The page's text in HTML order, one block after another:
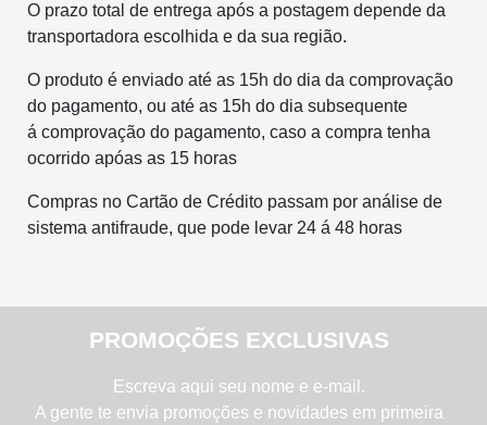
O prazo total de entrega após a postagem depende da
transportadora escolhida e da sua região.
O produto é enviado até as 15h do dia da comprovação
do pagamento, ou até as 15h do dia subsequente
á comprovação do pagamento, caso a compra tenha
ocorrido apóas as 15 horas
Compras no Cartão de Crédito passam por análise de
sistema antifraude, que pode levar 24 á 48 horas
PROMOÇÕES EXCLUSIVAS
Escreva aqui seu nome e e-mail.
A gente te envia promoções e novidades em primeira